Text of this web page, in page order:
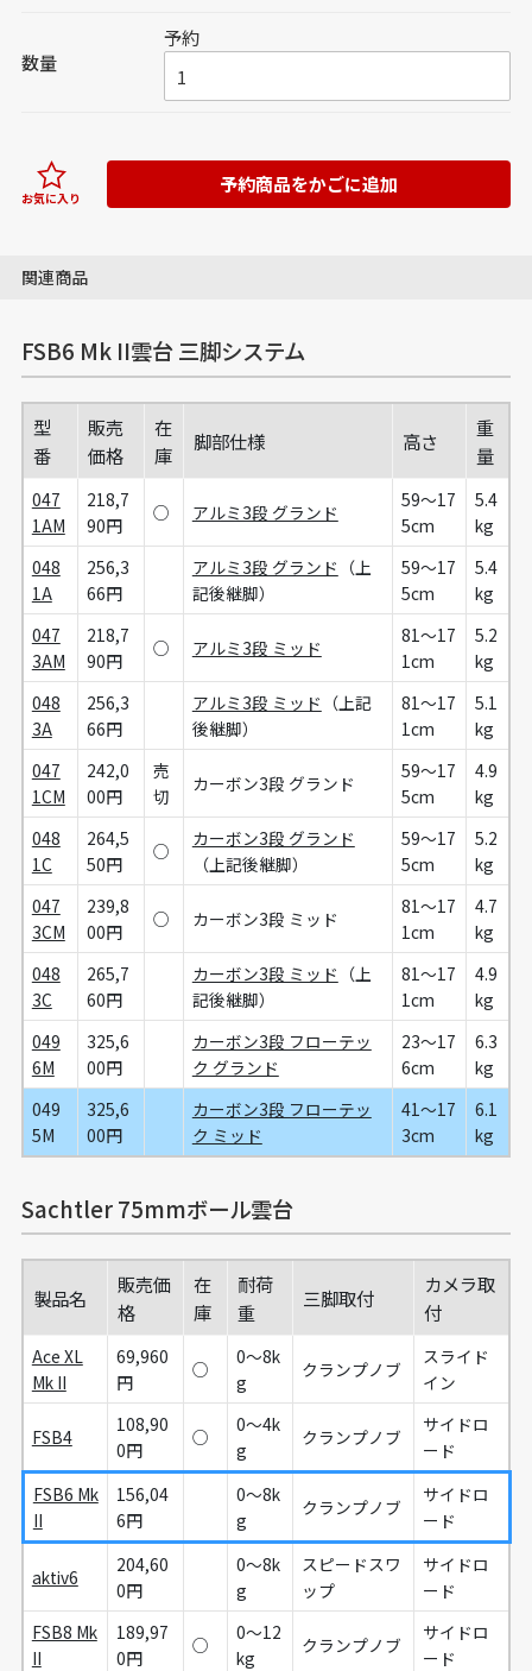
数量
予約
予約商品をかごに追加
お気に入り
関連商品
FSB6 Mk II雲台 三脚システム
型
番
販売
価格
在
庫
脚部仕様 高さ
重
量
047
1AM
218,7
90円
○ アルミ3段 グランド
59～17
5cm
5.4
kg
048
1A
256,3
66円
アルミ3段 グランド （上
記後継脚）
59～17
5cm
5.4
kg
047
3AM
218,7
90円
○ アルミ3段 ミッド
81～17
1cm
5.2
kg
048
3A
256,3
66円
アルミ3段 ミッド （上記
後継脚）
81～17
1cm
5.1
kg
047
1CM
242,0
00円
売
切
カーボン3段 グランド
59～17
5cm
4.9
kg
048
1C
264,5
50円
○
カーボン3段 グランド
（上記後継脚）
59～17
5cm
5.2
kg
047
3CM
239,8
00円
○ カーボン3段 ミッド
81～17
1cm
4.7
kg
048
3C
265,7
60円
カーボン3段 ミッド （上
記後継脚）
81～17
1cm
4.9
kg
049
6M
325,6
00円
カーボン3段 フローテッ
ク グランド
23～17
6cm
6.3
kg
049
5M
325,6
00円
カーボン3段 フローテッ
ク ミッド
41～17
3cm
6.1
kg
Sachtler 75mmボール雲台
製品名
販売価
格
在
庫
耐荷
重
三脚取付
カメラ取
付
Ace XL
Mk II
69,960
円
○
0～8k
g
クランプノブ
スライド
イン
FSB4
108,90
0円
○
0～4k
g
クランプノブ
サイドロ
ード
FSB6 Mk
II
156,04
6円
0～8k
g
クランプノブ
サイドロ
ード
aktiv6
204,60
0円
0～8k
g
スピードスワ
ップ
サイドロ
ード
FSB8 Mk
II
189,97
0円
○
0～12
kg
クランプノブ
サイドロ
ード